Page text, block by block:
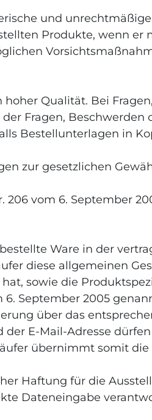
und
Produkte, wenn er
Qualität. Bei
Fragen,
Bestellunterlagen in
zur gesetzlichen
vom 6. September
Ware in der
diese allgemeinen
sowie die
September 2005
über das
E-Mail-Adresse
übernimmt somit
Haftung für die
Dateneingabe